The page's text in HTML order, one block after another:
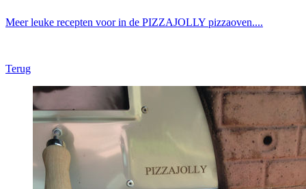
Meer leuke recepten voor in de PIZZAJOLLY pizzaoven....
Terug